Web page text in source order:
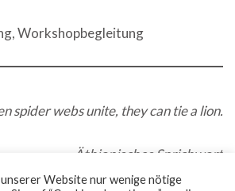
Workshopbegleitung
spider webs unite, they can tie a lion.
Äthiopisches Sprichwort
Website nur wenige nötige